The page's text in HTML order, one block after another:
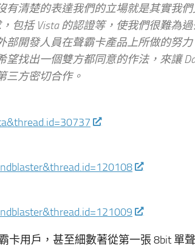
清楚的表達我們的立場就是其實我
包括 Vista 的認證等，使我們很難為
開發人員在聲霸卡產品上所做的努
找出一個雙方都同意的作法，來讓
三方密切合作。
卡用戶，甚至細數著從第一張 8bit 單